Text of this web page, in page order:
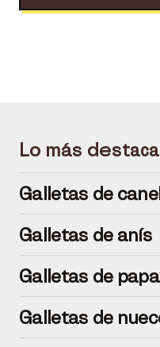
Lo más
Galletas de
Galletas de anís
Galletas de
Galletas de